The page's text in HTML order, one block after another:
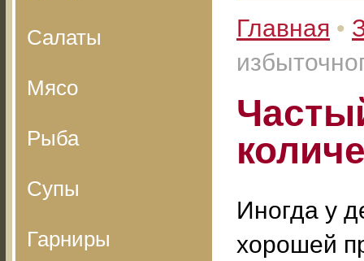
Салаты
Мясо
Рыба
Супы
Гарниры
Главная •
Иногда у
хорошей